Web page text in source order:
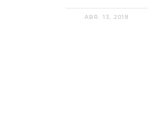
ABR. 13, 2018